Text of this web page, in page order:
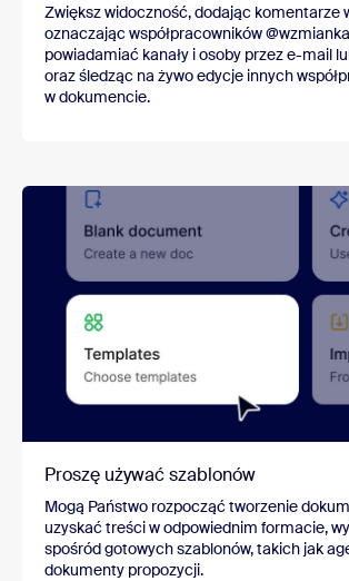
Zwiększ widoczność, dodając komentarze
oznaczając współpracowników
powiadamiać kanały i osoby przez e-mail
oraz śledząc na żywo edycje innych
w dokumencie.
Proszę używać szablonów
Mogą Państwo rozpocząć tworzenie
uzyskać treści w odpowiednim formacie,
spośród gotowych szablonów, takich jak
dokumenty propozycji.